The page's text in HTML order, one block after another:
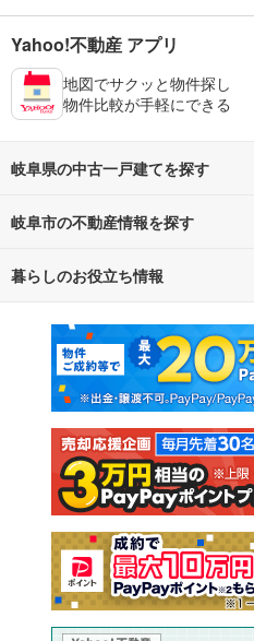
Yahoo!不動産 アプリ
地図でサクッと物件探し
物件比較が手軽にできる
岐阜県の中古一戸建てを探す
路線・駅から探す
通勤・通学時間から探す
岐阜市の不動産情報を探す
不動産・住宅
新築マンション
新築一戸建て
注文住宅
売却査定
暮らしのお役立ち情報
マンションカタログ